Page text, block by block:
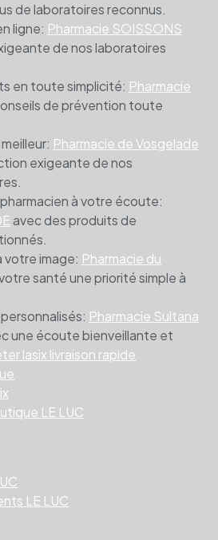
de laboratoires reconnus.
ligne: Pharmacie SOISSONS
de nos laboratoires
en toute simplicité: Pharmacie
de prévention toute
Pharmacie de Vosgelade
exigeante de nos
à votre écoute:
avec des produits de
votre image: Pharmacie du
santé une priorité simple à
Pharmacie Sultana
une écoute bienveillante et
lasix livraison rapide
LE LUC
LE LUC